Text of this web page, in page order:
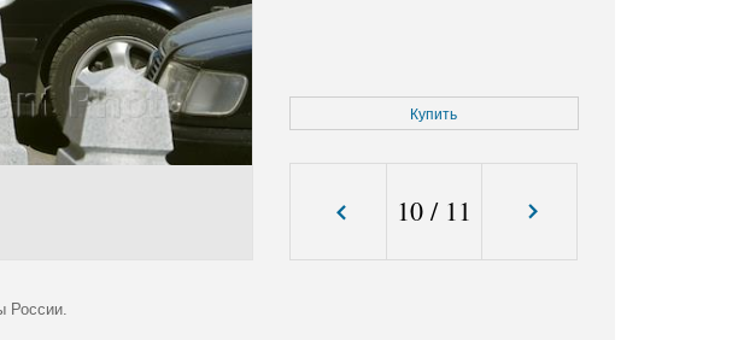
Купить
10/ 11
России.